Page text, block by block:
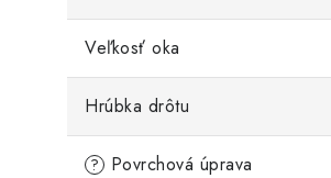
Veľkosť oka
Hrúbka drôtu
? Povrchová úprava